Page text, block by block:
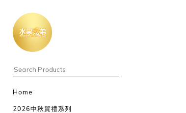
Home
2026中秋賀禮系列